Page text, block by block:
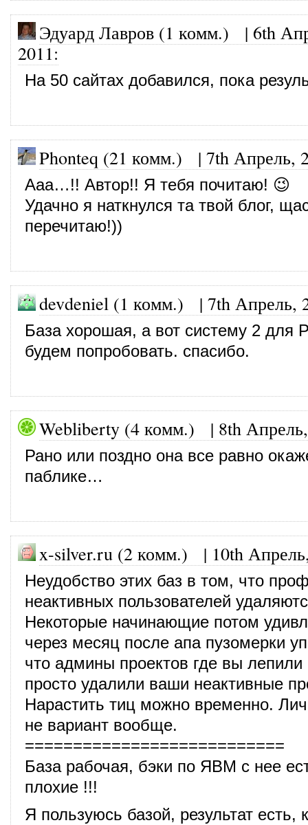
Эдуард Лавров (1 комм.) | 6th
2011:
На 50 сайтах добавился, пока
Phonteq (21 комм.) | 7th Апрель,
Ааа…!! Автор!! Я тебя почитаю! 😉
Удачно я наткнулся та твой блог,
перечитаю!))
devdeniel (1 комм.) | 7th Апрель,
База хорошая, а вот систему 2 для
будем попробовать. спасибо.
Webliberty (4 комм.) | 8th
Рано или поздно она все равно
паблике…
x-silver.ru (2 комм.) | 10th
Неудобство этих баз в том, что
неактивных пользователей
Некоторые начинающие потом
через месяц после апа пузомерки
что админы проектов где вы лепили
просто удалили ваши неактивные
Нарастить тиц можно временно.
не вариант вообще.
===========================
База рабочая, бэки по ЯВМ с нее
плохие !!!
Я пользуюсь базой, результат есть,